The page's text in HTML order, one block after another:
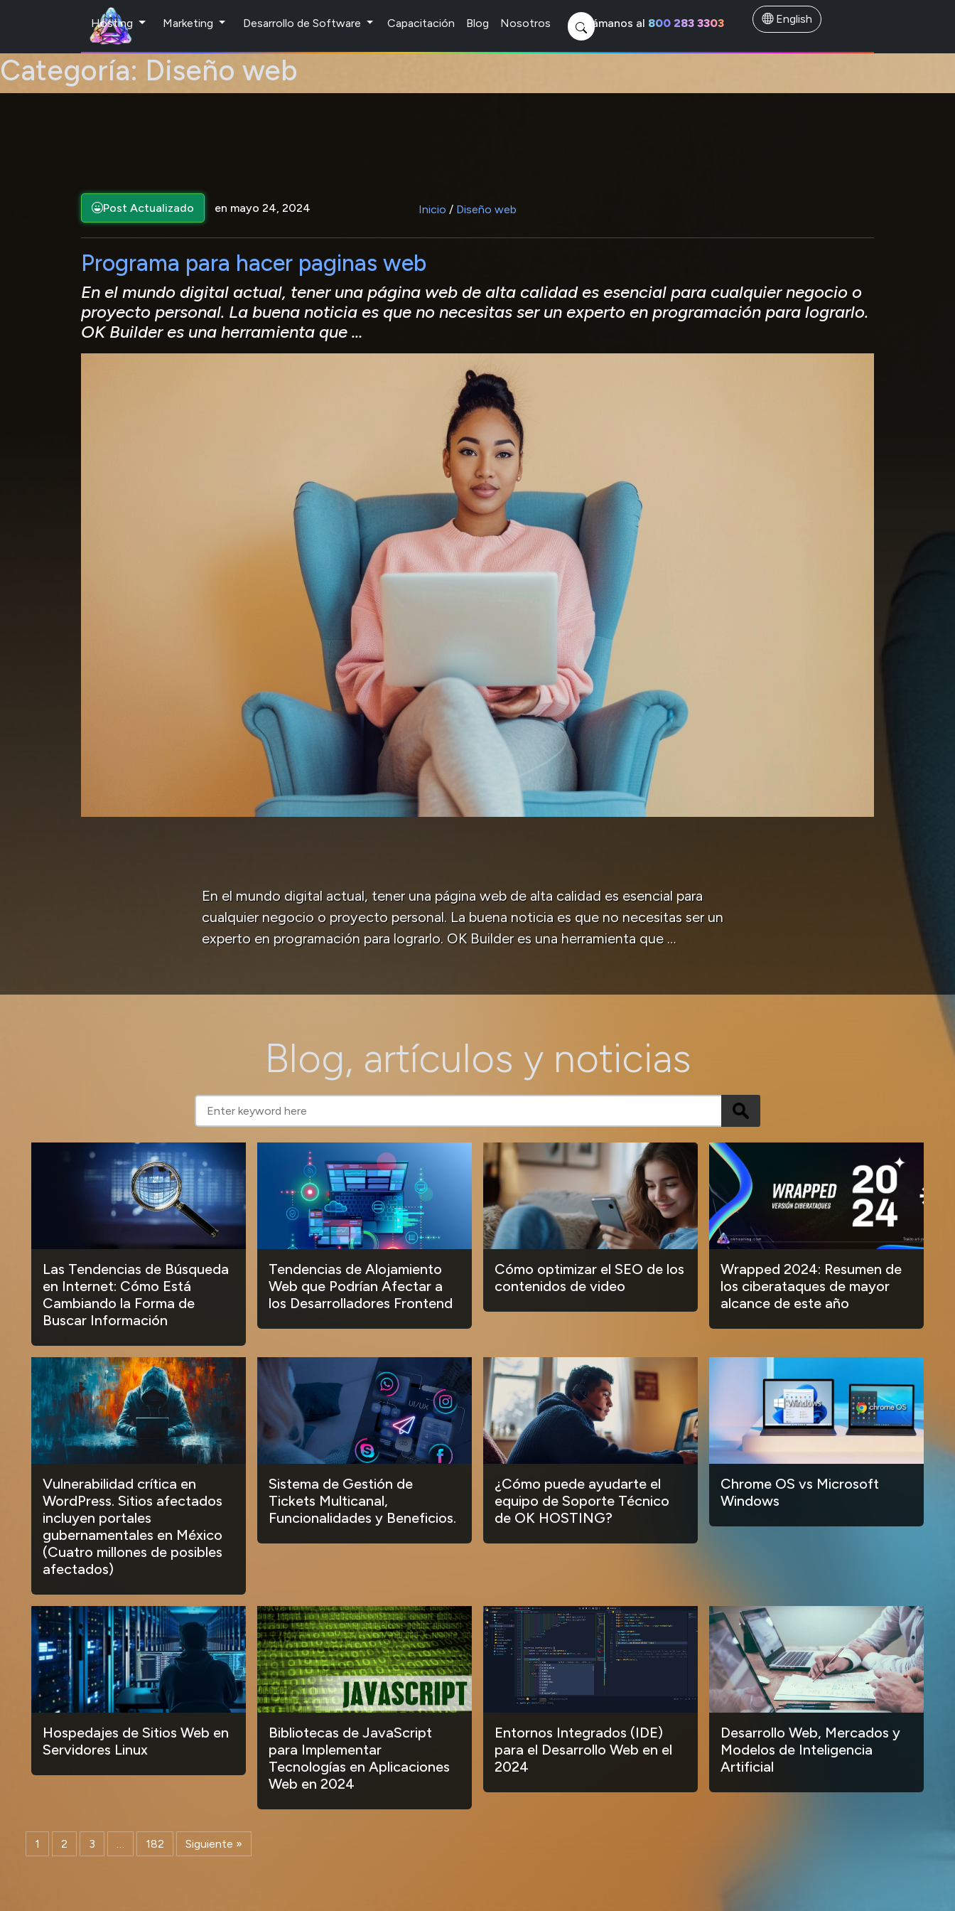
Hosting Marketing Desarrollo de Software Capacitación Blog Nosotros Llámanos al 800 283 3303 English
Categoría: Diseño web
Post Actualizado en mayo 24, 2024 Inicio / Diseño web
Programa para hacer paginas web
En el mundo digital actual, tener una página web de alta calidad es esencial para cualquier negocio o
proyecto personal. La buena noticia es que no necesitas ser un experto en programación para lograrlo.
OK Builder es una herramienta que …
En el mundo digital actual, tener una página web de alta calidad es esencial para
cualquier negocio o proyecto personal. La buena noticia es que no necesitas ser un
experto en programación para lograrlo. OK Builder es una herramienta que …
Blog, artículos y noticias
Las Tendencias de Búsqueda
en Internet: Cómo Está
Cambiando la Forma de
Buscar Información
Tendencias de Alojamiento
Web que Podrían Afectar a
los Desarrolladores Frontend
Cómo optimizar el SEO de los
contenidos de video
Wrapped 2024: Resumen de
los ciberataques de mayor
alcance de este año
Vulnerabilidad crítica en
WordPress. Sitios afectados
incluyen portales
gubernamentales en México
(Cuatro millones de posibles
afectados)
Sistema de Gestión de
Tickets Multicanal,
Funcionalidades y Beneficios.
¿Cómo puede ayudarte el
equipo de Soporte Técnico
de OK HOSTING?
Chrome OS vs Microsoft
Windows
Hospedajes de Sitios Web en
Servidores Linux
Bibliotecas de JavaScript
para Implementar
Tecnologías en Aplicaciones
Web en 2024
Entornos Integrados (IDE)
para el Desarrollo Web en el
2024
Desarrollo Web, Mercados y
Modelos de Inteligencia
Artificial
1 2 3 … 182 Siguiente »